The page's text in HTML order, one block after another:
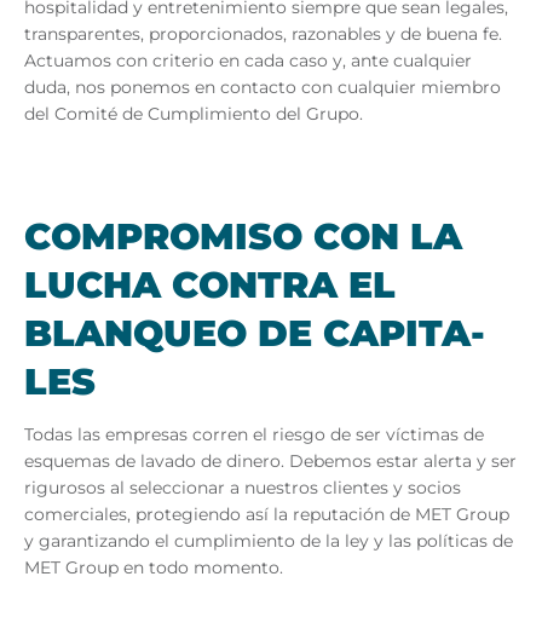
hospitalidad y entretenimiento siempre que sean legales,
transparentes, proporcionados, razonables y de buena fe.
Actuamos con criterio en cada caso y, ante cualquier
duda, nos ponemos en contacto con cualquier miembro
del Comité de Cumplimiento del Grupo.
COM­PRO­MI­SO CON LA
LU­CHA CON­TRA EL
BLAN­QUEO DE CA­PI­TA­
LES
Todas las empresas corren el riesgo de ser víctimas de
esquemas de lavado de dinero. Debemos estar alerta y ser
rigurosos al seleccionar a nuestros clientes y socios
comerciales, protegiendo así la reputación de MET Group
y garantizando el cumplimiento de la ley y las políticas de
MET Group en todo momento.